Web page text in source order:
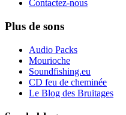
Contactez-nous
Plus de sons
Audio Packs
Mourioche
Soundfishing.eu
CD feu de cheminée
Le Blog des Bruitages